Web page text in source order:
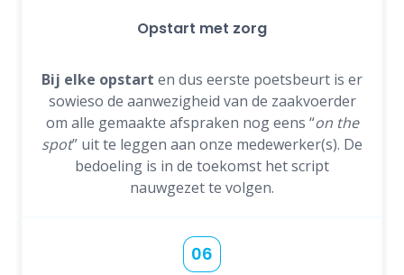
Opstart met zorg
Bij elke opstart en dus eerste poetsbeurt is er
sowieso de aanwezigheid van de zaakvoerder
om alle gemaakte afspraken nog eens “on the
spot” uit te leggen aan onze medewerker(s). De
bedoeling is in de toekomst het script
nauwgezet te volgen.
06